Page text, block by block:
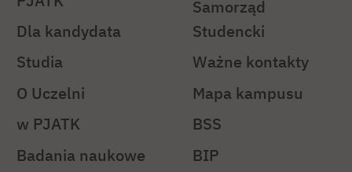
Dla kandydata
Studia
O Uczelni
w PJATK
Badania naukowe
Samorząd
Studencki
Ważne kontakty
Mapa kampusu
BSS
BIP